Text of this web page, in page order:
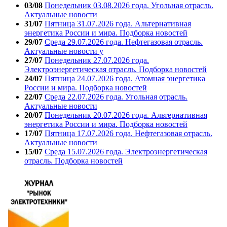
03/08 Понедельник 03.08.2026 года. Угольная отрасль.
Актуальные новости
31/07 Пятница 31.07.2026 года. Альтернативная
энергетика России и мира. Подборка новостей
29/07 Среда 29.07.2026 года. Нефтегазовая отрасль.
Актуальные новости у
27/07 Понедельник 27.07.2026 года.
Электроэнергетическая отрасль. Подборка новостей
24/07 Пятница 24.07.2026 года. Атомная энергетика
России и мира. Подборка новостей
22/07 Среда 22.07.2026 года. Угольная отрасль.
Актуальные новости
20/07 Понедельник 20.07.2026 года. Альтернативная
энергетика России и мира. Подборка новостей
17/07 Пятница 17.07.2026 года. Нефтегазовая отрасль.
Актуальные новости
15/07 Среда 15.07.2026 года. Электроэнергетическая
отрасль. Подборка новостей